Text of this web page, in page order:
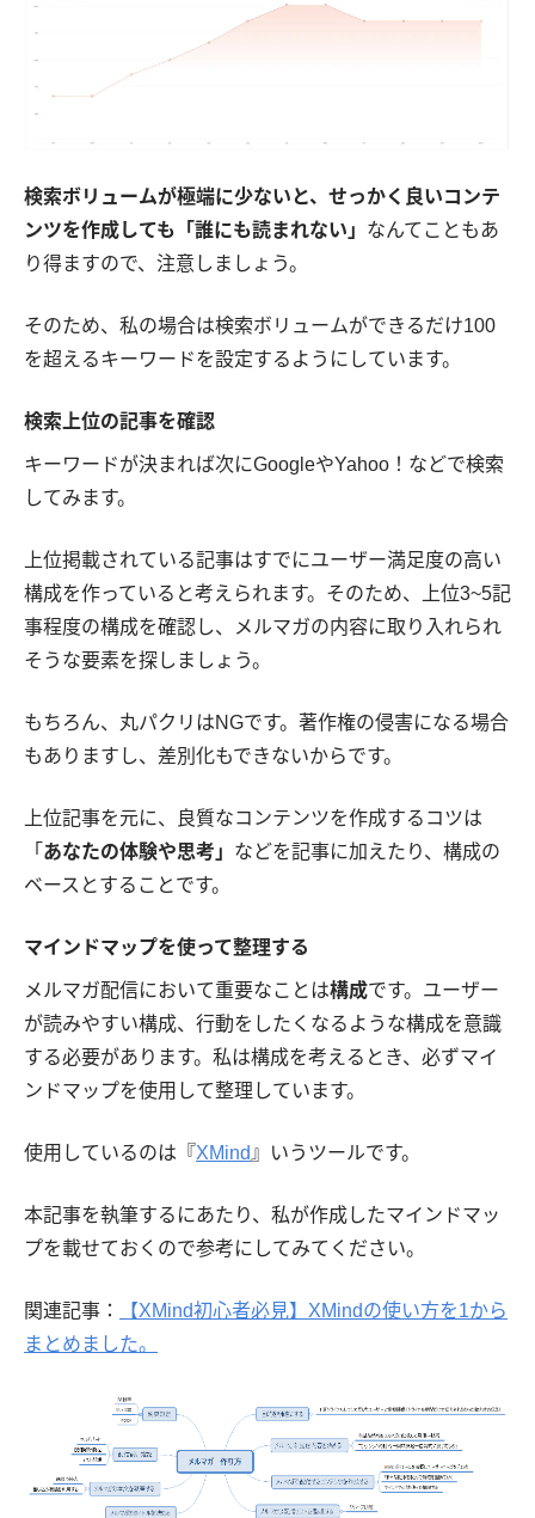
検索ボリュームが極端に少ないと、せっかく良いコンテ
ンツを作成しても「誰にも読まれない」 なんてこともあ
り得ますので、注意しましょう。
そのため、私の場合は検索ボリュームができるだけ100
を超えるキーワードを設定するようにしています。
検索上位の記事を確認
キーワードが決まれば次にGoogleやYahoo！などで検索
してみます。
上位掲載されている記事はすでにユーザー満足度の高い
構成を作っていると考えられます。そのため、上位3~5記
事程度の構成を確認し、メルマガの内容に取り入れられ
そうな要素を探しましょう。
もちろん、丸パクリはNGです。著作権の侵害になる場合
もありますし、差別化もできないからです。
上位記事を元に、良質なコンテンツを作成するコツは
「 あなたの体験や思考」 などを記事に加えたり、構成の
ベースとすることです。
マインドマップを使って整理する
メルマガ配信において重要なことは構成です。ユーザー
が読みやすい構成、行動をしたくなるような構成を意識
する必要があります。私は構成を考えるとき、必ずマイ
ンドマップを使用して整理しています。
使用しているのは『XMind』いうツールです。
本記事を執筆するにあたり、私が作成したマインドマッ
プを載せておくので参考にしてみてください。
関連記事：
【XMind初心者必見】XMindの使い方を1から
まとめました。